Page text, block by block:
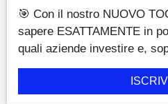
🎯 Con il nostro NUOVO
sapere ESATTAMENTE in
quali aziende investire e,